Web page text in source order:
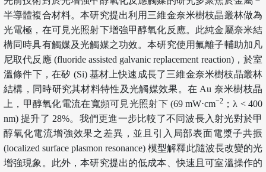
半導體複合材料。本研究提出利用三維金奈米樹枝晶叢林做為
光電極，在可見光照射下增強甲醇氧化反應。此純金屬奈米結
構同時具有觸媒及光觸媒之功效。本研究使用氟離子輔助加凡
尼取代反應 (fluoride assisted galvanic replacement reaction)，於室
溫條件下，在矽 (Si) 基材上快速成長了三維金奈米樹枝晶叢林
結構，同時研究其材料特性及光觸媒效果。在 Au 奈米樹枝晶
上，甲醇氧化電流在寬頻可見光照射下 (69 mW⋅cm−2 ；λ < 400
nm) 提升了 28%。我們更進一步比較了不同波長入射光對於甲
醇氧化電流增強效果之差異，並且引入局部表面電漿子共振
(localized surface plasmon resonance) 模型解釋此隨波長改變的光
增強現象。此外，本研究提出的低成本、快速且可室溫操作的